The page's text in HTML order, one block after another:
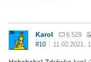
Karol 6 529
#10
11.02.2021,